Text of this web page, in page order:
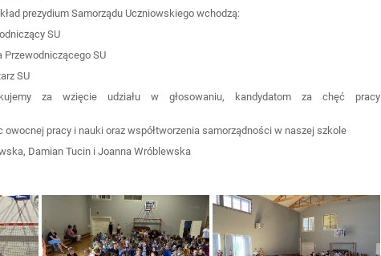
prezydium Samorządu Uczniowskiego wchodzą:
SU
Przewodniczącego SU
SU
za wzięcie udziału w głosowaniu, kandydatom za chęć pracy
owocnej pracy i nauki oraz współtworzenia samorządności w naszej szkole
Damian Tucin i Joanna Wróblewska